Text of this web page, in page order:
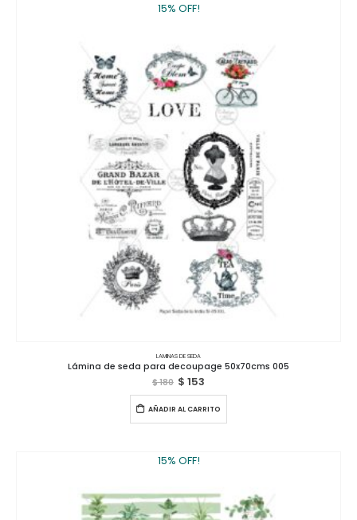
15% OFF!
LAMINAS DE SEDA
Lámina de seda para decoupage 50x70cms 005
$180 $ 153
AÑADIR AL CARRITO
15% OFF!